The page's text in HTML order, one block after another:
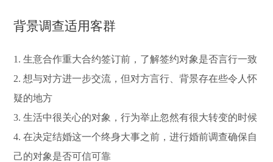
背景调查适用客群
1. 生意合作重大合约签订前，了解签约对象是否言行一致
2. 想与对方进一步交流，但对方言行、背景存在些令人怀
疑的地方
3. 生活中很关心的对象，行为举止忽然有很大转变的时候
4. 在决定结婚这一个终身大事之前，进行婚前调查确保自
己的对象是否可信可靠